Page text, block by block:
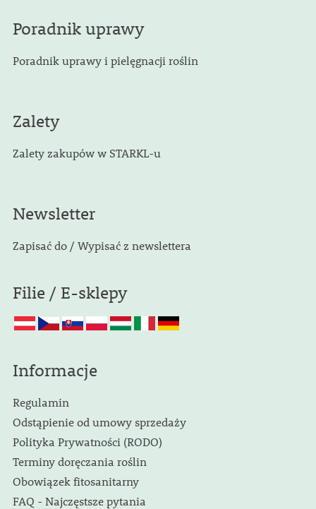
Poradnik uprawy
Poradnik uprawy i pielęgnacji roślin
Zalety
Zalety zakupów w STARKL-u
Newsletter
Zapisać do / Wypisać z newslettera
Filie / E-sklepy
Informacje
Regulamin
Odstąpienie od umowy sprzedaży
Polityka Prywatności (RODO)
Terminy doręczania roślin
Obowiązek fitosanitarny
FAQ - Najczęstsze pytania